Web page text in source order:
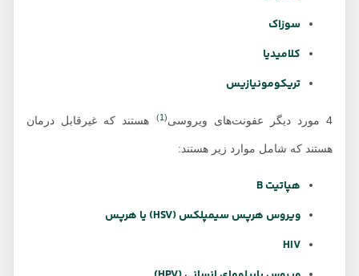
سوزاک
کلامیدیا
تریکومونیازیس
هستند که غیرقابل درمان
هستند که شامل موارد زیر هستند:
هپاتیت B
ویروس هرپس سیمپلکس (HSV) یا هرپس
HIV